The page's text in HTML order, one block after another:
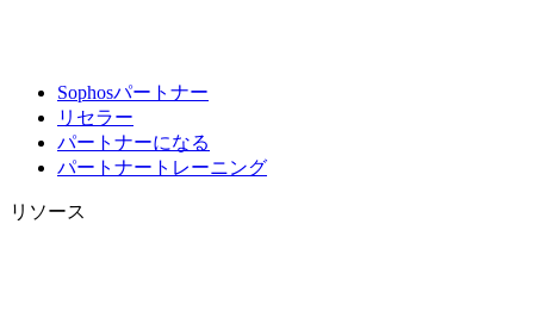
Sophosパートナー
リセラー
パートナーになる
パートナートレーニング
リソース